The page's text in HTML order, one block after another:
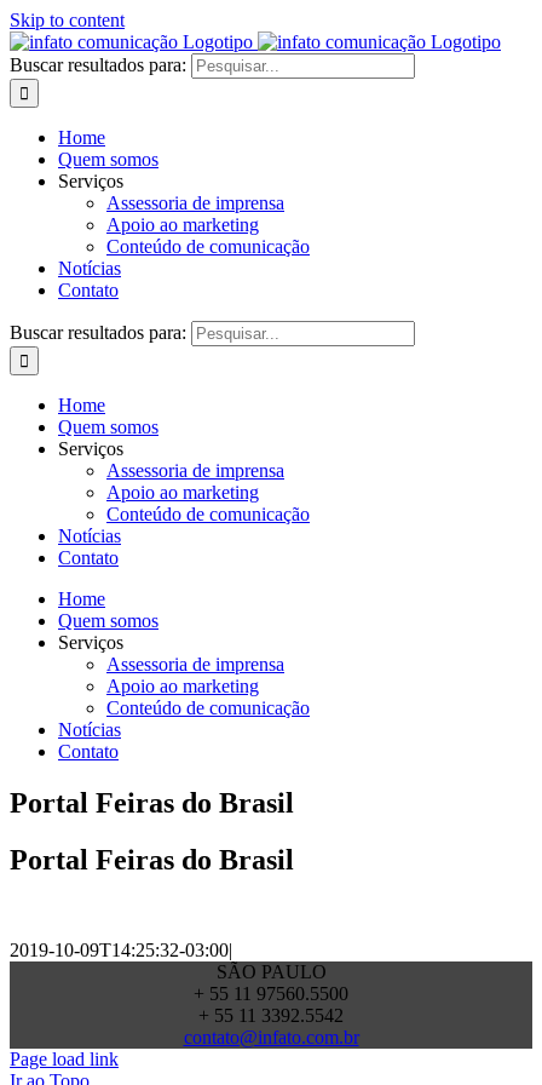
Skip to content
Buscar resultados para:
Home
Quem somos
Serviços
Assessoria de imprensa
Apoio ao marketing
Conteúdo de comunicação
Notícias
Contato
Buscar resultados para:
Home
Quem somos
Serviços
Assessoria de imprensa
Apoio ao marketing
Conteúdo de comunicação
Notícias
Contato
Home
Quem somos
Serviços
Assessoria de imprensa
Apoio ao marketing
Conteúdo de comunicação
Notícias
Contato
Portal Feiras do Brasil
Portal Feiras do Brasil
2019-10-09T14:25:32-03:00|
SÃO PAULO
+ 55 11 97560.5500
+ 55 11 3392.5542
contato@infato.com.br
Page load link
Ir ao Topo